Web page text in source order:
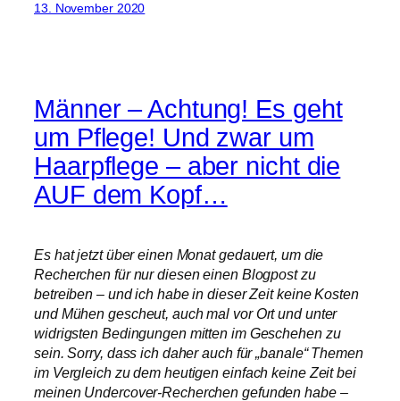
13. November 2020
Männer – Achtung! Es geht
um Pflege! Und zwar um
Haarpflege – aber nicht die
AUF dem Kopf…
Es hat jetzt über einen Monat gedauert, um die
Recherchen für nur diesen einen Blogpost zu
betreiben – und ich habe in dieser Zeit keine Kosten
und Mühen gescheut, auch mal vor Ort und unter
widrigsten Bedingungen mitten im Geschehen zu
sein. Sorry, dass ich daher auch für „banale“ Themen
im Vergleich zu dem heutigen einfach keine Zeit bei
meinen Undercover-Recherchen gefunden habe –